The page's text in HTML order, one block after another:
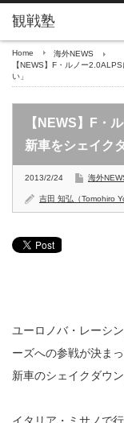
Home
海外NEWS
【NEWS】F・ルノー
い」
【NEWS】F・
新車をシェイク
2013/2/24 海外
吉田 知弘（Tomohiro
ユーロノバ・レーシ
ーズへの参戦が決ま
新車のシェイクダウ